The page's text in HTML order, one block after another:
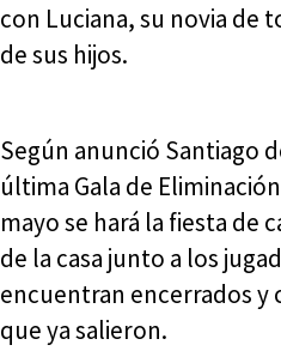
con Luciana, su novia de
de sus hijos.
Según anunció Santiago
última Gala de
mayo se hará la fiesta de
de la casa junto a los
encuentran encerrados y
que ya salieron.